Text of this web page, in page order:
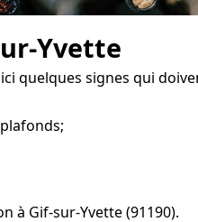
Yvette
quelques signes qui
à Gif-sur-Yvette (91190).